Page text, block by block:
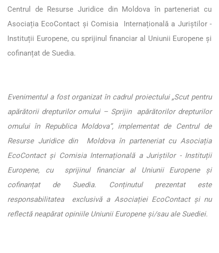
Centrul de Resurse Juridice din Moldova în parteneriat cu
Asociația EcoContact și Comisia Internațională a Juriștilor -
Instituții Europene, cu sprijinul financiar al Uniunii Europene și
cofinanțat de Suedia.
Evenimentul a fost organizat în cadrul proiectului „Scut pentru
apărătorii drepturilor omului – Sprijin apărătorilor drepturilor
omului în Republica Moldova”, implementat de Centrul de
Resurse Juridice din Moldova în parteneriat cu Asociația
EcoContact și Comisia Internațională a Juriștilor - Instituții
Europene, cu sprijinul financiar al Uniunii Europene și
cofinanțat de Suedia. Conținutul prezentat este
responsabilitatea exclusivă a Asociației EcoContact și nu
reflectă neapărat opiniile Uniunii Europene și/sau ale Suediei.